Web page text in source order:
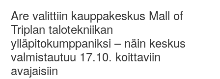
Are valittiin kauppakeskus Mall of
Triplan talotekniikan
ylläpitokumppaniksi – näin keskus
valmistautuu 17.10. koittaviin
avajaisiin